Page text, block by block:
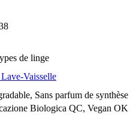
de linge
Vaisselle
Sans parfum de synthèse
Biologica QC, Vegan OK